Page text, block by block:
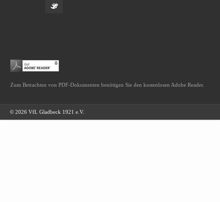
Zum Betrachten von PDF-Dokumenten benötigen Sie den kostenlosen Adobe Reader.
© 2026 VfL Gladbeck 1921 e.V.